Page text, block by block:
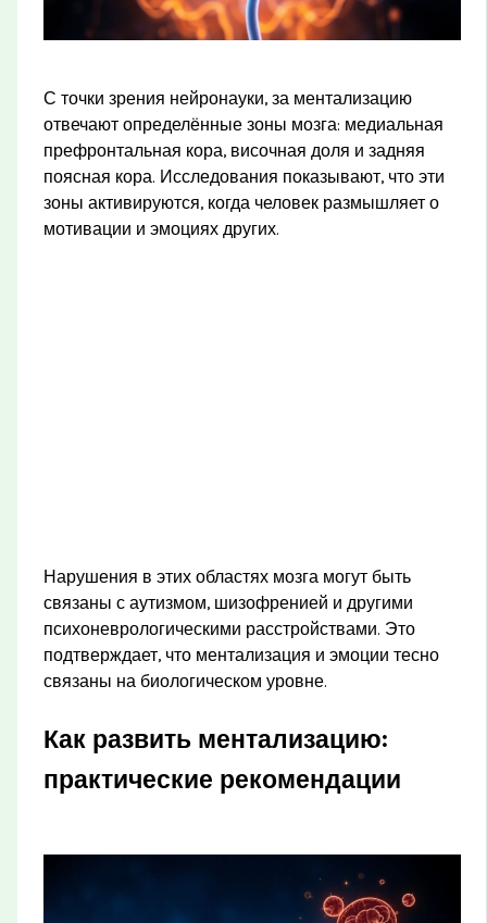
С точки зрения нейронауки, за ментализацию
отвечают определённые зоны мозга: медиальная
префронтальная кора, височная доля и задняя
поясная кора. Исследования показывают, что эти
зоны активируются, когда человек размышляет о
мотивации и эмоциях других.
Нарушения в этих областях мозга могут быть
связаны с аутизмом, шизофренией и другими
психоневрологическими расстройствами. Это
подтверждает, что ментализация и эмоции тесно
связаны на биологическом уровне.
Как развить ментализацию:
практические рекомендации